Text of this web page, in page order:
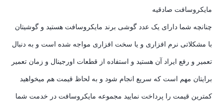
چنانچه شما دارای یک عدد گوشی برند مایکروسافت هستید و گوشیتان
با مشکلاتی نرم افزاری و یا سخت افزاری مواجه شده است و به دنبال
تعمیر و رفع ایراد آن هستید و استفاده از قطعات اورجینال و زمان تعمیر
برایتان مهم است که سریع انجام شود و به لحاظ قیمت هم میخواهید
کمترین قیمت را پرداخت نمایید مجموعه مایکروسافت در خدمت شما